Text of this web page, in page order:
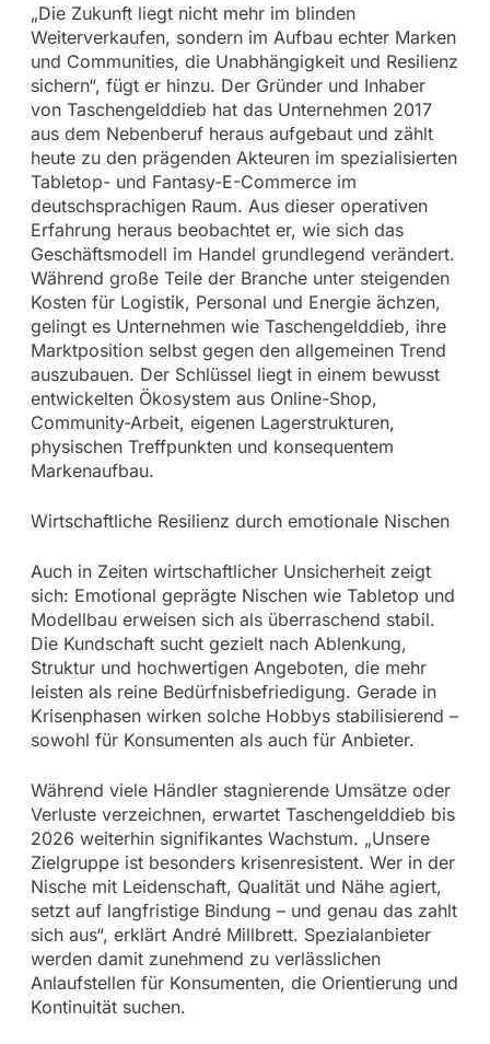
„Die Zukunft liegt nicht mehr im blinden
Weiterverkaufen, sondern im Aufbau echter Marken
und Communities, die Unabhängigkeit und Resilienz
sichern“, fügt er hinzu. Der Gründer und Inhaber
von Taschengelddieb hat das Unternehmen 2017
aus dem Nebenberuf heraus aufgebaut und zählt
heute zu den prägenden Akteuren im spezialisierten
Tabletop- und Fantasy-E-Commerce im
deutschsprachigen Raum. Aus dieser operativen
Erfahrung heraus beobachtet er, wie sich das
Geschäftsmodell im Handel grundlegend verändert.
Während große Teile der Branche unter steigenden
Kosten für Logistik, Personal und Energie ächzen,
gelingt es Unternehmen wie Taschengelddieb, ihre
Marktposition selbst gegen den allgemeinen Trend
auszubauen. Der Schlüssel liegt in einem bewusst
entwickelten Ökosystem aus Online-Shop,
Community-Arbeit, eigenen Lagerstrukturen,
physischen Treffpunkten und konsequentem
Markenaufbau.
Wirtschaftliche Resilienz durch emotionale Nischen
Auch in Zeiten wirtschaftlicher Unsicherheit zeigt
sich: Emotional geprägte Nischen wie Tabletop und
Modellbau erweisen sich als überraschend stabil.
Die Kundschaft sucht gezielt nach Ablenkung,
Struktur und hochwertigen Angeboten, die mehr
leisten als reine Bedürfnisbefriedigung. Gerade in
Krisenphasen wirken solche Hobbys stabilisierend –
sowohl für Konsumenten als auch für Anbieter.
Während viele Händler stagnierende Umsätze oder
Verluste verzeichnen, erwartet Taschengelddieb bis
2026 weiterhin signifikantes Wachstum. „Unsere
Zielgruppe ist besonders krisenresistent. Wer in der
Nische mit Leidenschaft, Qualität und Nähe agiert,
setzt auf langfristige Bindung – und genau das zahlt
sich aus“, erklärt André Millbrett. Spezialanbieter
werden damit zunehmend zu verlässlichen
Anlaufstellen für Konsumenten, die Orientierung und
Kontinuität suchen.